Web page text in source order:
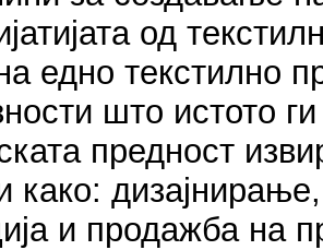
од
едно текстилно
што истото
предност
како:
и продажба на